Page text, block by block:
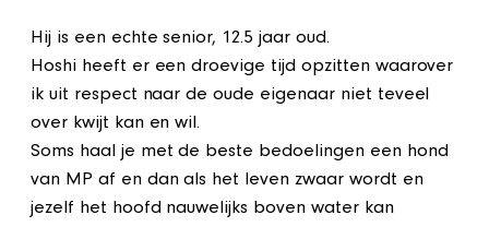
Hij is een echte senior, 12.5 jaar oud.
Hoshi heeft er een droevige tijd opzitten waarover
ik uit respect naar de oude eigenaar niet teveel
over kwijt kan en wil.
Soms haal je met de beste bedoelingen een hond
van MP af en dan als het leven zwaar wordt en
jezelf het hoofd nauwelijks boven water kan